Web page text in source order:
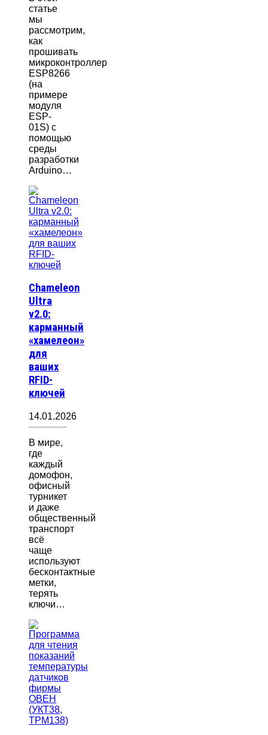
статье
мы
рассмотрим,
как
прошивать
микроконтроллер
ESP8266
(на
примере
модуля
ESP-
01S) с
помощью
среды
разработки
Arduino…
Chameleon
Ultra
v2.0:
карманный
«хамелеон»
для
ваших
RFID-
ключей
14.01.2026
В мире,
где
каждый
домофон,
офисный
турникет
и даже
общественный
транспорт
всё
чаще
используют
бесконтактные
метки,
терять
ключи…